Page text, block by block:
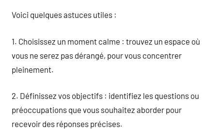
Voici quelques astuces utiles :
1. Choisissez un moment calme : trouvez un espace où
vous ne serez pas dérangé, pour vous concentrer
pleinement.
2. Définissez vos objectifs : identifiez les questions ou
préoccupations que vous souhaitez aborder pour
recevoir des réponses précises.